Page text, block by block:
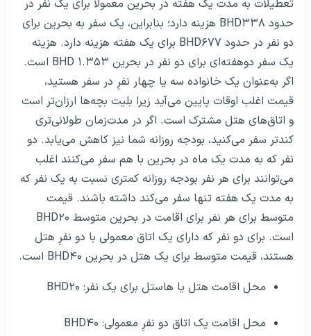
تعطیلات به مدت یک هفته در بحرین معمولاً برای یک نفر در
حدود BHD۳۳۸ هزینه دارد؛ بنابراین، یک سفر به بحرین برای
دو نفر در حدود BHD۶۷۷ برای یک هفته هزینه دارد. هزینه
یک سفر دوهفته‌ای برای دو نفر در بحرین ۱.۳۵۳ BHD است.
اگر به‌عنوان یک خانواده سه یا چهار نفرِ در سفر هستید،
قیمت اغلب اوقات پایین می‌آید زیرا بلیت بچه‌ها ارزان‌تر است
و اتاق‌های هتل مشترک است. اگر در مدت‌زمان طولانی‌تری
کندتر سفر می‌کنید، بودجه روزانه شما نیز کاهش می‌یابد. دو
نفر که به مدت یک ماه در بحرین با هم سفر می‌کنند اغلب
می‌توانند برای هر نفر بودجه روزانه کمتری نسبت به یک نفر که
به مدت یک هفته تنها سفر می‌کند داشته باشند. قیمت
متوسط ​​برای هر نفر برای اقامت در بحرین متوسط ​​BHD۲۰
است. برای دو نفر که دارای یک اتاق معمولی با دو نفرِ هتل
هستند، قیمت متوسط ​​برای یک هتل در بحرین BHD۴۰ است.
محل اقامت هتل یا هاستل برای یک نفر: BHD۲۰
محل اقامت یک اتاق دو نفرِ معمولی: BHD۴۰